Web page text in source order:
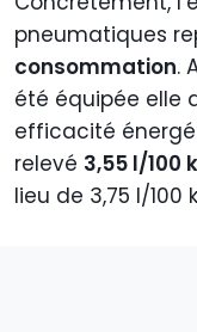
pneumatiques
consommation.
été équipée elle
efficacité
relevé 3,55 l/100
lieu de 3,75 l/100